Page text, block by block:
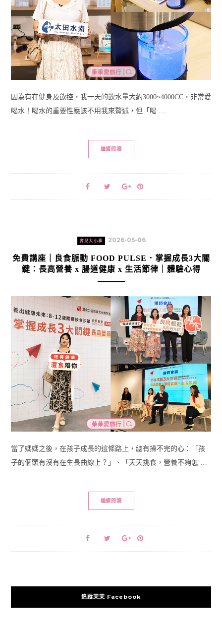
因為有在健身及飲控，我一天的飲水量大約3000~4000CC，非常愛
喝水！喝水的重要性應該不用我來贅述，但「喝 …
繼續閱讀
育兒大小事 2026-05-06
免費講座｜良食脈動 FOOD PULSE．掌握成長3大關
鍵：長高營養 x 腸道健康 x 生活節律｜體驗心得
當了媽媽之後，在孩子成長的這條路上，總有操不完的心：「孩
子的個頭有沒有在生長曲線上？」、「天天挑食，營養不夠怎 …
繼續閱讀
追蹤茉茉 Facebook